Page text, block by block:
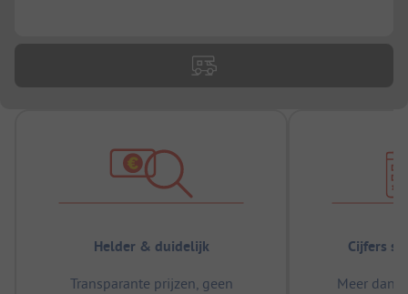
Helder & duidelijk
Transparante prijzen, geen
Cijfers
Meer dan